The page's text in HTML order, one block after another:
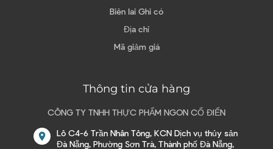
Biên lai Ghi có
Địa chỉ
Mã giảm giá
Thông tin cửa hàng
CÔNG TY TNHH THỰC PHẨM NGON CỔ ĐIỂN
location_on
Lô C4-6 Trần Nhân Tông, KCN Dịch vụ thủy sản
Đà Nẵng, Phường Sơn Trà, Thành phố Đà Nẵng,